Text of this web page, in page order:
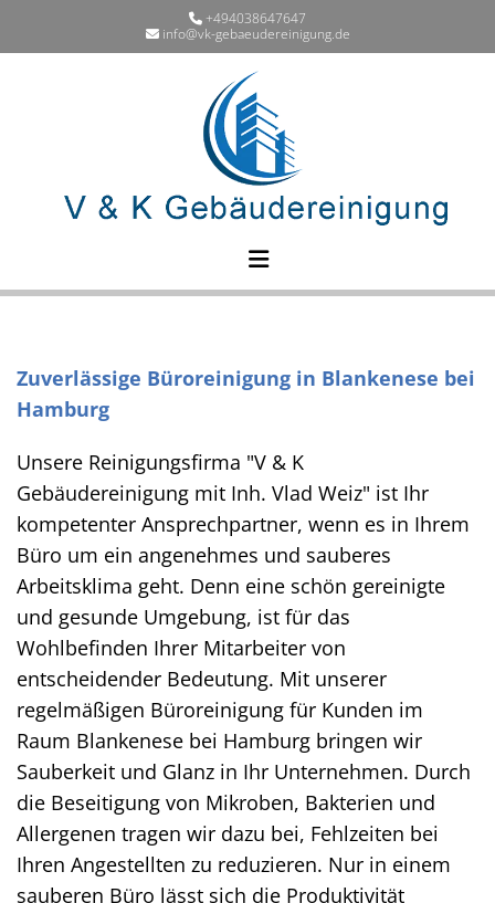
 +494038647647
 info@vk-gebaeudereinigung.de
Zuverlässige Büroreinigung in Blankenese bei
Hamburg
Unsere Reinigungsfirma "V & K
Gebäudereinigung mit Inh. Vlad Weiz" ist Ihr
kompetenter Ansprechpartner, wenn es in Ihrem
Büro um ein angenehmes und sauberes
Arbeitsklima geht. Denn eine schön gereinigte
und gesunde Umgebung, ist für das
Wohlbefinden Ihrer Mitarbeiter von
entscheidender Bedeutung. Mit unserer
regelmäßigen Büroreinigung für Kunden im
Raum Blankenese bei Hamburg bringen wir
Sauberkeit und Glanz in Ihr Unternehmen. Durch
die Beseitigung von Mikroben, Bakterien und
Allergenen tragen wir dazu bei, Fehlzeiten bei
Ihren Angestellten zu reduzieren. Nur in einem
sauberen Büro lässt sich die Produktivität